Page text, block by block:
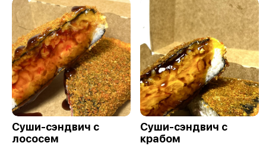
Суши-сэндвич с
лососем
Суши-сэндвич с
крабом